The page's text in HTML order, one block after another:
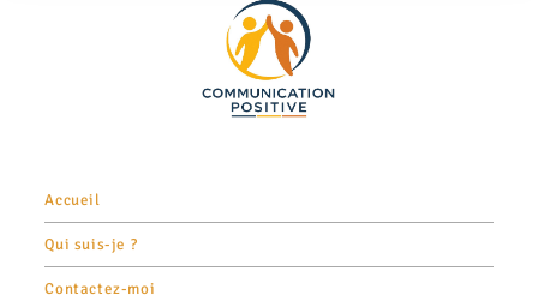
Accueil
Qui suis-je ?
Contactez-moi